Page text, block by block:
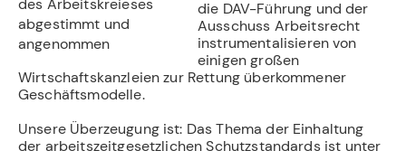
des Arbeitskreieses
abgestimmt und
angenommen
die DAV-Führung und der
Ausschuss Arbeitsrecht
instrumentalisieren von
einigen großen
Wirtschaftskanzleien zur Rettung überkommener
Geschäftsmodelle.
Unsere Überzeugung ist: Das Thema der Einhaltung
der arbeitszeitgesetzlichen Schutzstandards ist unter